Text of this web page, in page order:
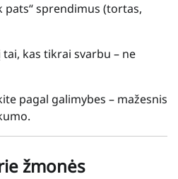
pats“ sprendimus (tortas,
kas tikrai svarbu – ne
pagal galimybes – mažesnis
žmonės